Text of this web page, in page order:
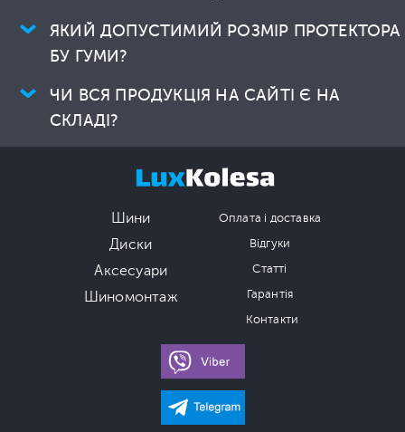
ЯКИЙ ДОПУСТИМИЙ РОЗМІР ПРОТЕКТОРА
БУ ГУМИ?
ЧИ ВСЯ ПРОДУКЦІЯ НА САЙТІ Є НА
СКЛАДІ?
Шини
Диски
Аксесуари
Шиномонтаж
Оплата і доставка
Відгуки
Статті
Гарантія
Контакти